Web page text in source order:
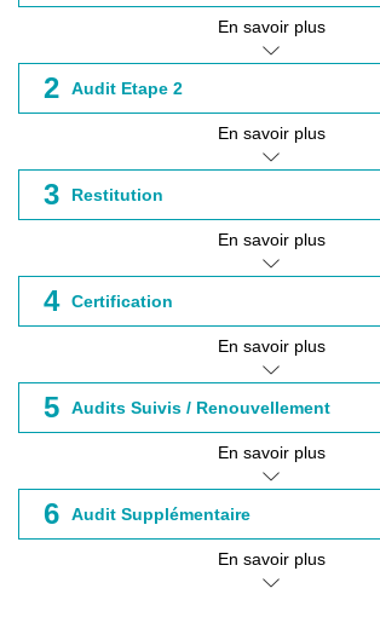
En savoir plus
2 Audit Etape 2
En savoir plus
3 Restitution
En savoir plus
4 Certification
En savoir plus
5 Audits Suivis / Renouvellement
En savoir plus
6 Audit Supplémentaire
En savoir plus